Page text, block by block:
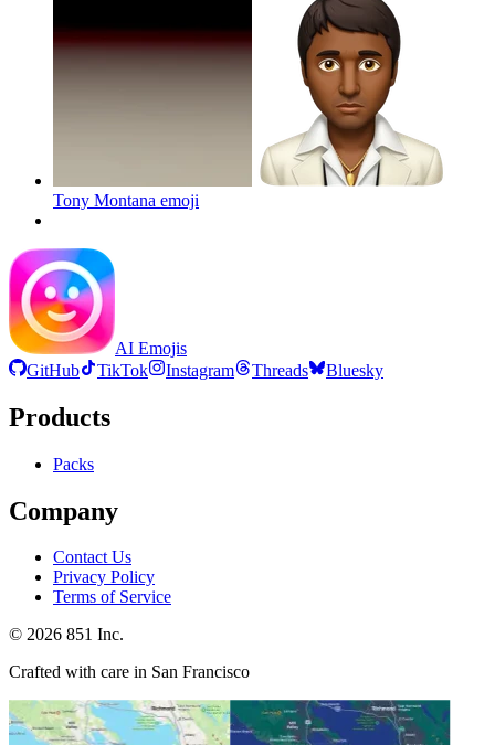
Tony Montana emoji
AI Emojis
GitHub
TikTok Instagram Threads Bluesky
Products
Packs
Company
Contact Us
Privacy Policy
Terms of Service
© 2026 851 Inc.
Crafted with care in San Francisco